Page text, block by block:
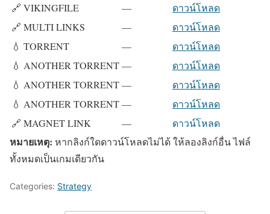
🔗 VIKINGFILE
—
ดาวน์โหลด
🔗 MULTI LINKS
—
ดาวน์โหลด
💧 TORRENT
—
ดาวน์โหลด
💧 ANOTHER TORRENT—
ดาวน์โหลด
💧 ANOTHER TORRENT—
ดาวน์โหลด
💧 ANOTHER TORRENT—
ดาวน์โหลด
🔗 MAGNET LINK
— ดาวน์โหลด
หมายเหตุ: หากลิงก์ใดดาวน์โหลดไม่ได้ ให้ลองลิงก์อื่น ไฟล์
ทั้งหมดเป็นเกมเดียวกัน
Categories: Strategy